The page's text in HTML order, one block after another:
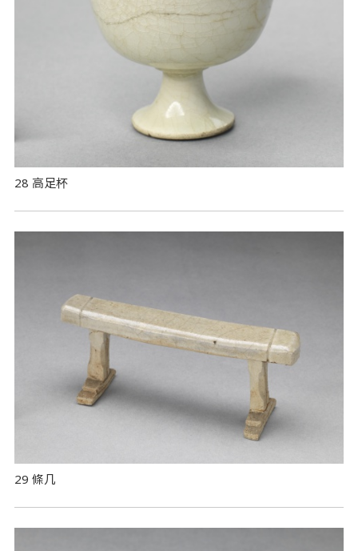
28 高足杯
29 條几